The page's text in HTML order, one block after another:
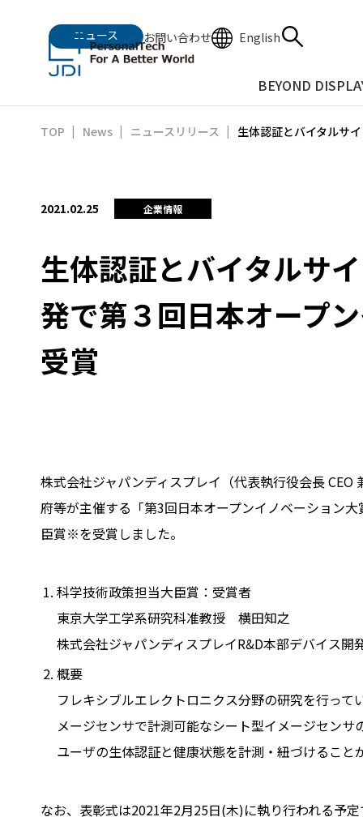
ニュース お問い合わせ English
BEYOND
TOP News ニュースリリース 生体認証とバイタルサ
2021.02.25 企業情報
生体認証とバイタルサ
発で第３回日本オープ
受賞
株式会社ジャパンディスプレイ（代表執行役会長
府等が主催する「第3回日本オープンイノベーション
臣賞※を受賞しました。
科学技術政策担当大臣賞：受賞者
東京大学工学系研究科准教授 横田知之
株式会社ジャパンディスプレイR&D本部デバイス
概要
フレキシブルエレクトロニクス分野の研究を行っ
メージセンサで計測可能なシート型イメージセン
ユーザの生体認証と健康状態を計測・紐づけるこ
なお、表彰式は2021年2月25日(木)に執り行われる予